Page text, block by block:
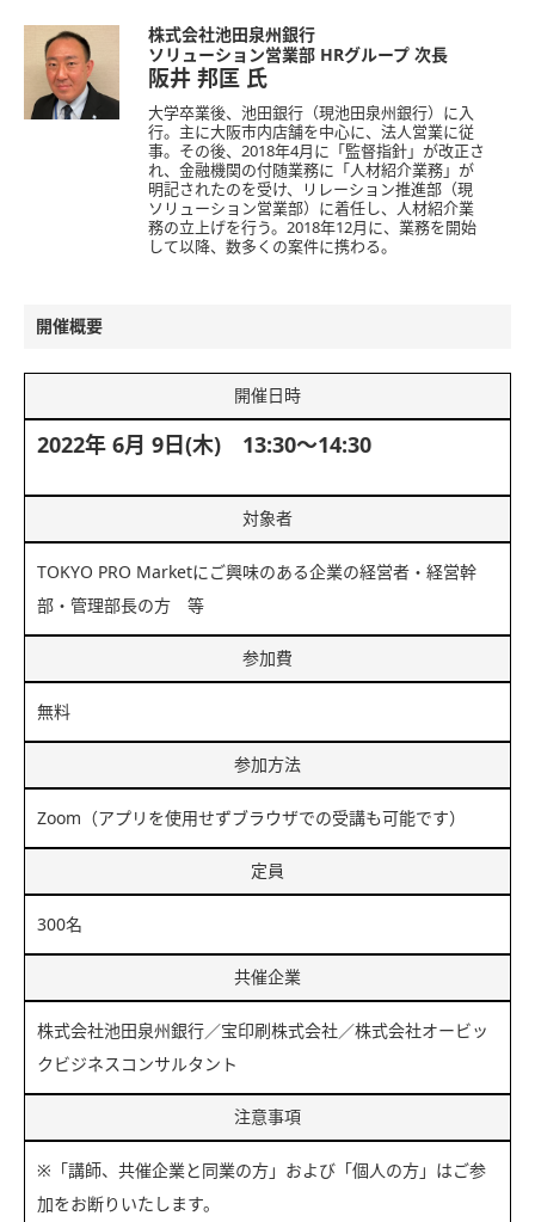
株式会社池田泉州銀行
ソリューション営業部 HRグループ 次長
阪井 邦匡 氏
大学卒業後、池田銀行（現池田泉州銀行）に入
行。主に大阪市内店舗を中心に、法人営業に従
事。その後、2018年4月に「監督指針」が改正さ
れ、金融機関の付随業務に「人材紹介業務」が
明記されたのを受け、リレーション推進部（現
ソリューション営業部）に着任し、人材紹介業
務の立上げを行う。2018年12月に、業務を開始
して以降、数多くの案件に携わる。
開催概要
開催日時
2022年 6月 9日(木) 13:30～14:30
対象者
TOKYO PRO Marketにご興味のある企業の経営者・経営幹
部・管理部長の方 等
参加費
無料
参加方法
Zoom（アプリを使用せずブラウザでの受講も可能です）
定員
300名
共催企業
株式会社池田泉州銀行／宝印刷株式会社／株式会社オービッ
クビジネスコンサルタント
注意事項
※「講師、共催企業と同業の方」および「個人の方」はご参
加をお断りいたします。